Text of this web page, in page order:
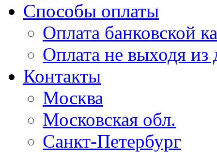
Способы оплаты
Оплата банковской
Оплата не выходя из
Контакты
Москва
Московская обл.
Санкт-Петербург